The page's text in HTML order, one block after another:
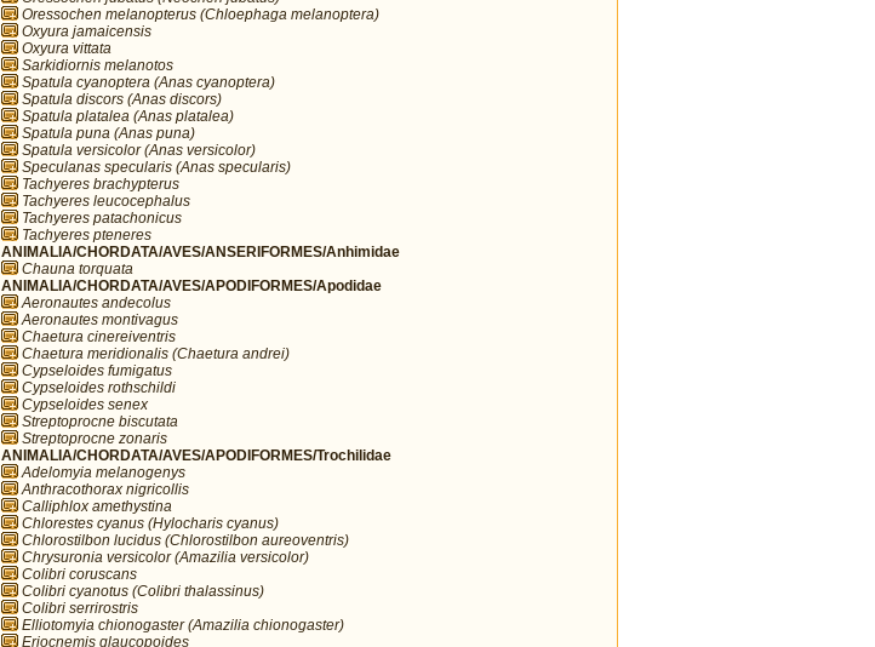
Oressochen melanopterus (Chloephaga melanoptera)
Oxyura jamaicensis
Oxyura vittata
Sarkidiornis melanotos
Spatula cyanoptera (Anas cyanoptera)
Spatula discors (Anas discors)
Spatula platalea (Anas platalea)
Spatula puna (Anas puna)
Spatula versicolor (Anas versicolor)
Speculanas specularis (Anas specularis)
Tachyeres brachypterus
Tachyeres leucocephalus
Tachyeres patachonicus
Tachyeres pteneres
ANIMALIA/CHORDATA/AVES/ANSERIFORMES/Anhimidae
Chauna torquata
ANIMALIA/CHORDATA/AVES/APODIFORMES/Apodidae
Aeronautes andecolus
Aeronautes montivagus
Chaetura cinereiventris
Chaetura meridionalis (Chaetura andrei)
Cypseloides fumigatus
Cypseloides rothschildi
Cypseloides senex
Streptoprocne biscutata
Streptoprocne zonaris
ANIMALIA/CHORDATA/AVES/APODIFORMES/Trochilidae
Adelomyia melanogenys
Anthracothorax nigricollis
Calliphlox amethystina
Chlorestes cyanus (Hylocharis cyanus)
Chlorostilbon lucidus (Chlorostilbon aureoventris)
Chrysuronia versicolor (Amazilia versicolor)
Colibri coruscans
Colibri cyanotus (Colibri thalassinus)
Colibri serrirostris
Elliotomyia chionogaster (Amazilia chionogaster)
Eriocnemis glaucopoides